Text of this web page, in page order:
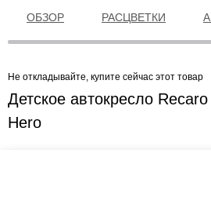
ОБЗОР РАСЦВЕТКИ
Не откладывайте, купите сейчас этот товар
Детское автокресло
Hero